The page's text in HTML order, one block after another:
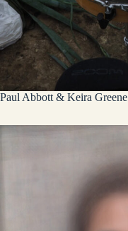
Paul Abbott & Keira Greene